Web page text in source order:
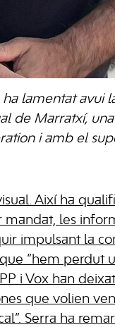
lamentat avui
de Marratxí,
i amb el
Així ha
les
impulsant la
“hem perdut
i Vox han
que volien
Serra ha